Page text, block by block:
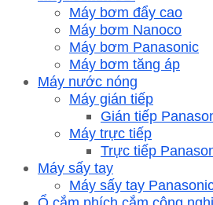
Máy bơm đẩy cao
Máy bơm Nanoco
Máy bơm Panasonic
Máy bơm tăng áp
Máy nước nóng
Máy gián tiếp
Gián tiếp
Máy trực tiếp
Trực tiếp
Máy sấy tay
Máy sấy tay